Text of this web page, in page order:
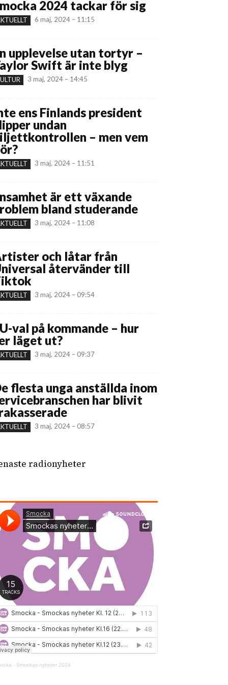
2024 tackar för sig
6 maj, 2024 – 11:15
upplevelse utan tortyr –
Swift är inte blyg
3 maj, 2024 – 14:45
ens Finlands president
undan
– men vem
3 maj, 2024 – 11:51
är ett växande
bland studerande
3 maj, 2024 – 11:08
och låtar från
återvänder till
3 maj, 2024 – 09:54
val på kommande – hur
läget ut?
3 maj, 2024 – 09:37
flesta unga anställda inom
har blivit
3 maj, 2024 – 08:57
radionyheter
· Smockas nyheter 2024